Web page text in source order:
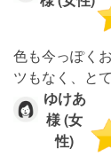
色も今っぽく
ツもなく、と
ゆけあ
様 (女
性)